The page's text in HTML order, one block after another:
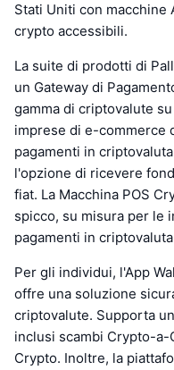
Stati Uniti con macchine
crypto accessibili.
La suite di prodotti di
un Gateway di
gamma di criptovalute
imprese di e-commerce
pagamenti in
l'opzione di ricevere
fiat. La Macchina POS
spicco, su misura per le
pagamenti in
Per gli individui, l'App
offre una soluzione
criptovalute. Supporta
inclusi scambi Crypto-
Crypto. Inoltre, la